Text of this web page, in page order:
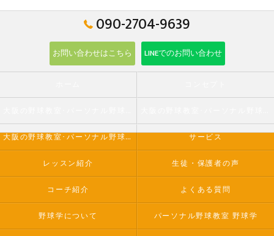
090-2704-9639
お問い合わせはこちら LINEでのお問い合わせ
大阪の野球教室･パーソナル野球教室 野球学のお客様の声 サービス
レッスン紹介 生徒・保護者の声
コーチ紹介 よくある質問
野球学について パーソナル野球教室 野球学